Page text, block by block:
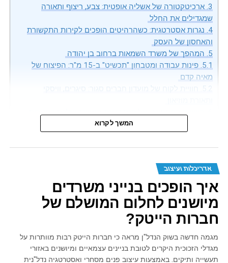
3.ארכיטקטורה של אשליה אופטית: צבע, ריצוף ותאורה
שמגדילים את החלל
4. נגרות אסטרטגית: כשהרהיטים הופכים לקירות התקשורת
והאחסון של העסק
5. המהפך של משרד השמאות ברחוב בן יהודה
5.1.
פינות עבודה ומטבחון "תכשיט" ב-15 מ"ר: הפיצוח של
מאיה קדם
5.2.
חוויית לקוח של מועדון חברים סגור: סיגרים, וויסקי
לא מעט מנכ"לים, עצמאים ובעלי מקצועות חופשיים מוצאים את
עצמם בשנים האחרונות בפני דילמה נדל"נית לא פשוטה: מצד
אחד, מתחמי עבודה משותפים איבדו מעט מהקסם והפרטיות
שלהם, ומצד שני, לשכור קומה שלמה בבניין משרדים מלווה
בעלויות עתק ובדמי ניהול שמכבידים על התזרים. הפתרון שנולד
מתוך השטח הוא מעבר לנכסים קטנים ועצמאיים, אך כאן עולה
בוטיק שישדר יוקרה, סמכות ויציבות פיננסית, מבלי להרגיש
בתוך מחסן דחוס?
המשך לקרוא
אדריכלות ועיצוב
איך הופכים בנייני משרדים
מיושנים לחלום המושלם של
חברות הייטק?
מגמה חדשה בשוק הנדל"ן מראה כי חברות הייטק רבות מוותרות על
מגדלי הזכוכית היקרים לטובת בניינים עצמאיים ומיושנים באזורי
תעשייה ותיקים. באמצעות עיצוב פנים מסחרי ואסטרטגיה נדל"נית